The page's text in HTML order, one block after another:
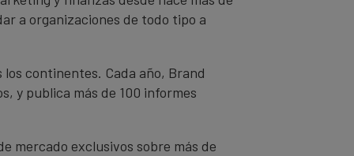
a organizaciones de todo tipo a
continentes. Cada año, Brand
y publica más de 100 informes
mercado exclusivos sobre más de